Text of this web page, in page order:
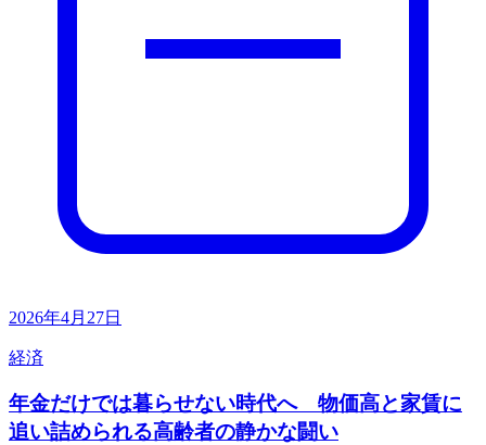
2026年4月27日
経済
年金だけでは暮らせない時代へ 物価高と家賃に
追い詰められる高齢者の静かな闘い